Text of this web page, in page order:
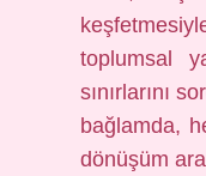
toplumsal
sınırlarını
bağlamda,
dönüşüm